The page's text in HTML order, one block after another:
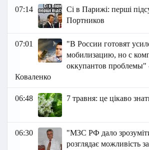
07:14
Сі в Парижі: перші
Портников
07:01
"В России готовят
мобилизацию, но с
оккупантов проблемы"
Коваленко
06:48 7 травня: це цікаво
06:30
"МЗС РФ дало
розглядає можливість